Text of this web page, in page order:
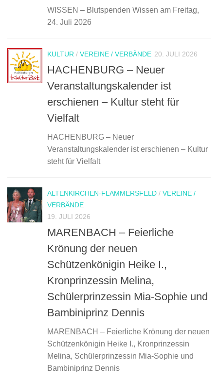
WISSEN – Blutspenden Wissen am Freitag,
24. Juli 2026
KULTUR / VEREINE / VERBÄNDE 20. JULI 2026
HACHENBURG – Neuer
Veranstaltungskalender ist
erschienen – Kultur steht für
Vielfalt
HACHENBURG – Neuer
Veranstaltungskalender ist erschienen – Kultur
steht für Vielfalt
ALTENKIRCHEN-FLAMMERSFELD / VEREINE /
VERBÄNDE
19. JULI 2026
MARENBACH – Feierliche
Krönung der neuen
Schützenkönigin Heike I.,
Kronprinzessin Melina,
Schülerprinzessin Mia-Sophie und
Bambiniprinz Dennis
MARENBACH – Feierliche Krönung der neuen
Schützenkönigin Heike I., Kronprinzessin
Melina, Schülerprinzessin Mia-Sophie und
Bambiniprinz Dennis